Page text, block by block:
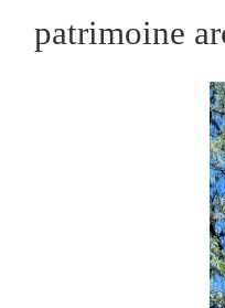
patrimoine